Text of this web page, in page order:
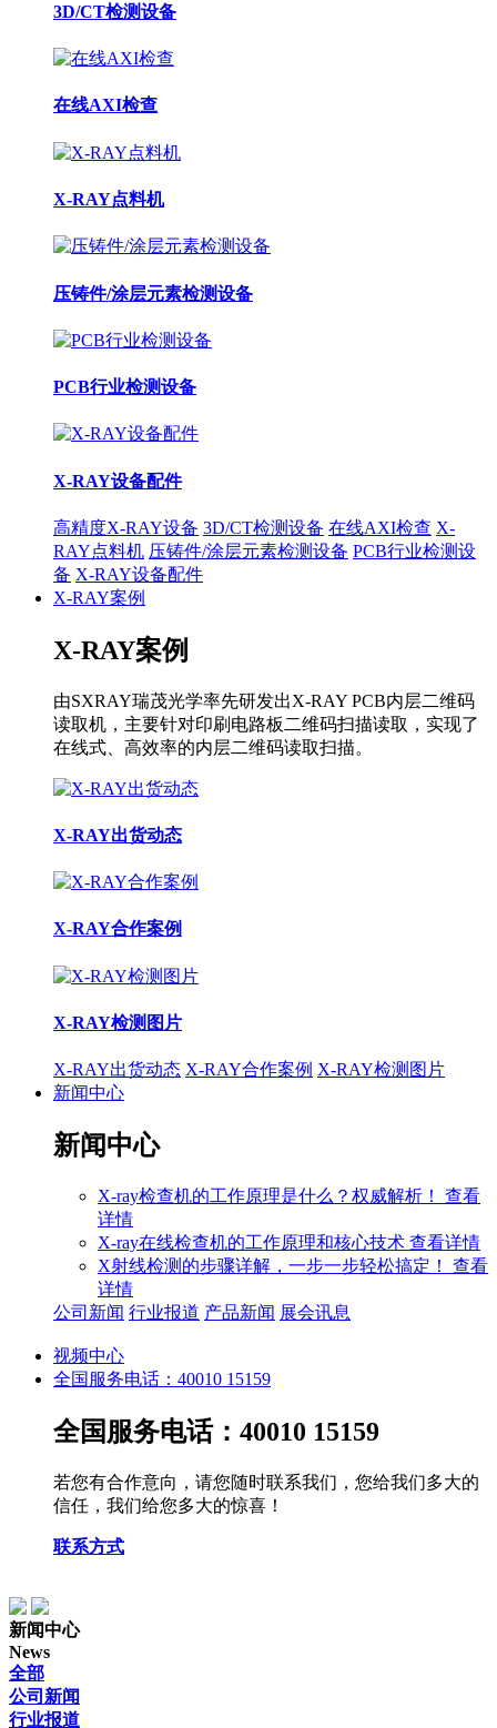
3D/CT检测设备
在线AXI检查
X-RAY点料机
压铸件/涂层元素检测设备
PCB行业检测设备
X-RAY设备配件
高精度X-RAY设备 3D/CT检测设备 在线AXI检查 X-
RAY点料机 压铸件/涂层元素检测设备 PCB行业检测设
备 X-RAY设备配件
X-RAY案例
X-RAY案例
由SXRAY瑞茂光学率先研发出X-RAY PCB内层二维码
读取机，主要针对印刷电路板二维码扫描读取，实现了
在线式、高效率的内层二维码读取扫描。
X-RAY出货动态
X-RAY合作案例
X-RAY检测图片
X-RAY出货动态 X-RAY合作案例 X-RAY检测图片
新闻中心
新闻中心
X-ray检查机的工作原理是什么？权威解析！ 查看
详情
X-ray在线检查机的工作原理和核心技术 查看详情
X射线检测的步骤详解，一步一步轻松搞定！ 查看
详情
公司新闻 行业报道 产品新闻 展会讯息
视频中心
全国服务电话：40010 15159
全国服务电话：40010 15159
若您有合作意向，请您随时联系我们，您给我们多大的
信任，我们给您多大的惊喜！
联系方式
新闻中心
News
全部
公司新闻
行业报道